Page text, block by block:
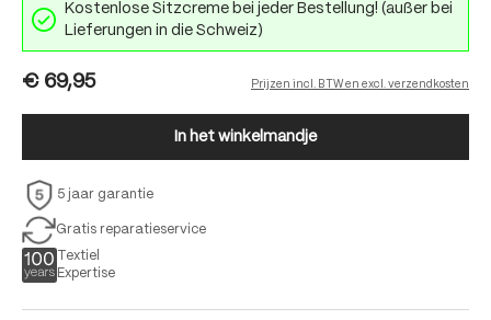
Kostenlose Sitzcreme bei jeder Bestellung! (außer bei
Lieferungen in die Schweiz)
€ 69,95 Prijzen incl. BTW en excl. verzendkosten
In het winkelmandje
5 jaar garantie
Gratis reparatieservice
Textiel
Expertise